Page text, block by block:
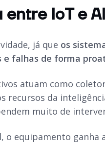
IoT e
já que os
e falhas de forma
atuam como
recursos da
muito de
equipamento ganha